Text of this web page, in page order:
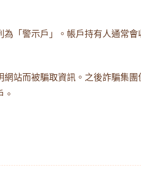
「警示戶」。帳戶持有人通常
站而被騙取資訊。之後詐騙集